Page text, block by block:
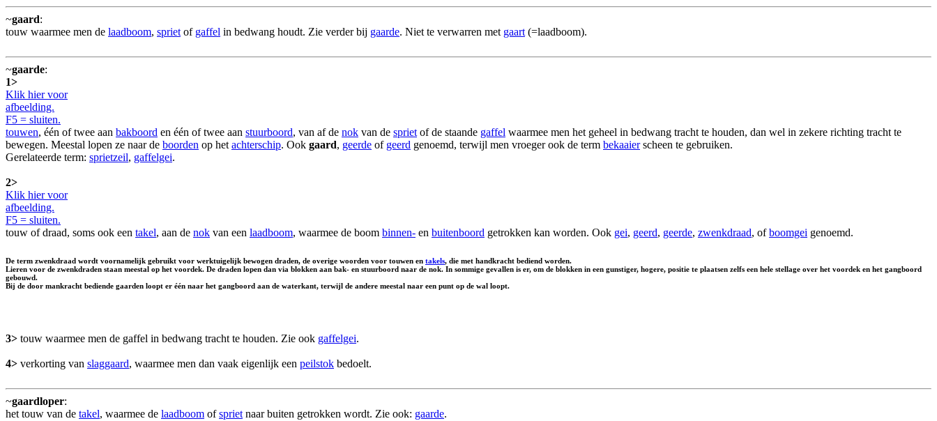
~gaard:
touw waarmee men de laadboom, spriet of gaffel in bedwang houdt. Zie verder bij gaarde. Niet te verwarren met gaart (=laadboom).
~gaarde:
1>
Klik hier voor
afbeelding.
F5 = sluiten.
touwen, één of twee aan bakboord en één of twee aan stuurboord, van af de nok van de spriet of de staande gaffel waarmee men het geheel in bedwang tracht te houden, dan wel in zekere richting tracht te
bewegen. Meestal lopen ze naar de boorden op het achterschip. Ook gaard, geerde of geerd genoemd, terwijl men vroeger ook de term bekaaierscheen te gebruiken.
Gerelateerde term: sprietzeil, gaffelgei.
2>
Klik hier voor
afbeelding.
F5 = sluiten.
touw of draad, soms ook een takel, aan de nok van een laadboom, waarmee de boom binnen- en buitenboord getrokken kan worden. Ook gei, geerd, geerde, zwenkdraad, ofboomgei genoemd.
De term zwenkdraad wordt voornamelijk gebruikt voor werktuigelijk bewogen draden, de overige woorden voor touwen en takels, die met handkracht bediend worden.
Lieren voor de zwenkdraden staan meestal op het voordek. De draden lopen dan via blokken aan bak- en stuurboord naar de nok. In sommige gevallen is er, om de blokken in een gunstiger, hogere, positie te plaatsen zelfs een hele stellage over het voordek en het gangboord
gebouwd.
Bij de door mankracht bediende gaarden loopt er één naar het gangboord aan de waterkant, terwijl de andere meestal naar een punt op de wal loopt.
3> touw waarmee men de gaffel in bedwang tracht te houden. Zie ook gaffelgei.
4> verkorting van slaggaard, waarmee men dan vaak eigenlijk een peilstok bedoelt.
~gaardloper:
het touw van de takel, waarmee de laadboom ofspriet naar buiten getrokken wordt. Zie ook: gaarde.